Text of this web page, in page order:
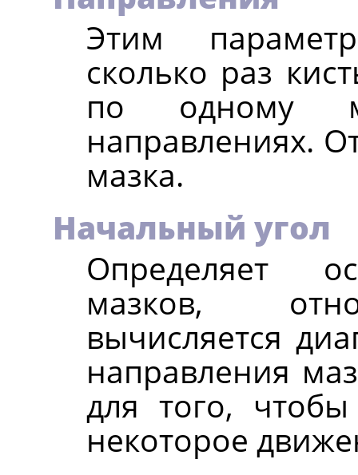
Этим
сколько раз
по одному
направлениях.
мазка.
Начальный угол
Определяет
мазков,
вычисляется
направления
для того,
некоторое